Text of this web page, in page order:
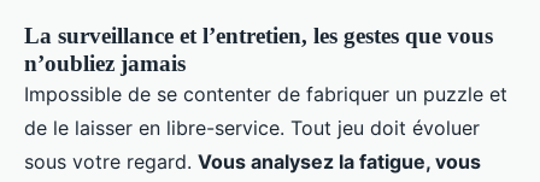
La surveillance et l’entretien, les gestes que vous
n’oubliez jamais
Impossible de se contenter de fabriquer un puzzle et
de le laisser en libre-service. Tout jeu doit évoluer
sous votre regard. Vous analysez la fatigue, vous